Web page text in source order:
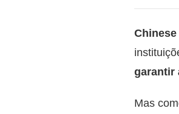
Chinese
garantir
Mas